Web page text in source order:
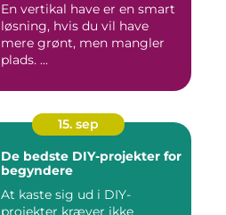
En vertikal have er en smart
løsning, hvis du vil have
mere grønt, men mangler
plads. ...
15. sep
De bedste DIY-projekter for
begyndere
At kaste sig ud i DIY-
projekter kræver ikke